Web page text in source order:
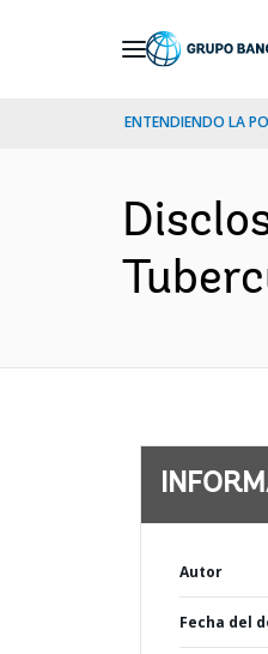
ENTENDIENDO LA
Autor
Fecha del